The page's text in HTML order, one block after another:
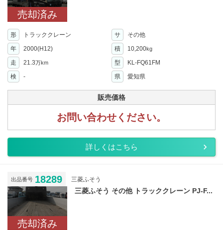
売却済み
形 トラッククレーン サ
その他
年
2000(H12) 積 10,200kg
走 21.3万km 型
KL-FQ61FM
検
- 県 愛知県
販売価格
お問い合わせください。
詳しくはこちら
出品番号 18289 三菱ふそう
売却済み
三菱ふそう その他 トラッククレーン PJ-F...